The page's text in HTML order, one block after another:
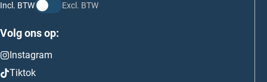
Incl. BTW Excl. BTW
Volg ons op:
Instagram
Tiktok